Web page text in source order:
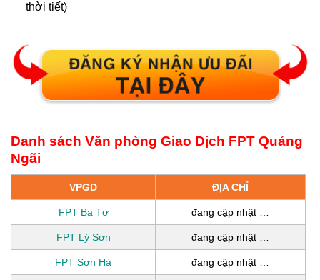
thời tiết)
Danh sách Văn phòng Giao Dịch FPT Quảng
Ngãi
VPGD ĐỊA CHỈ
FPT Ba Tơ đang cập nhật …
FPT Lý Sơn đang cập nhật …
FPT Sơn Hà đang cập nhật …